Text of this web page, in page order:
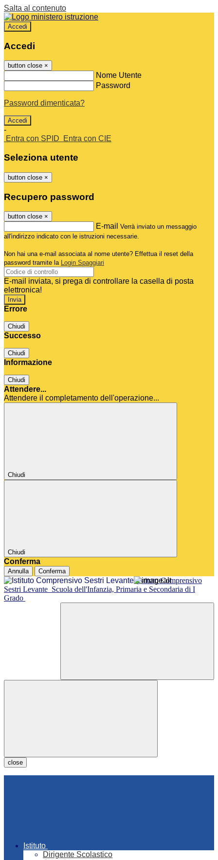
Salta al contenuto
Accedi
Accedi
button close ×
Nome Utente
Password
Password dimenticata?
-
Entra con SPID
Entra con CIE
Seleziona utente
button close ×
Recupero password
button close ×
E-mail Verrà inviato un messaggio
all'indirizzo indicato con le istruzioni necessarie.
Non hai una e-mail associata al nome utente? Effettua il reset della
password tramite la Login Spaggiari
E-mail inviata, si prega di controllare la casella di posta
elettronica!
Errore
Chiudi
Successo
Chiudi
Informazione
Chiudi
Attendere...
Attendere il completamento dell'operazione...
Chiudi
Chiudi
Conferma
Annulla Conferma
Istituto Comprensivo
Sestri Levante Scuola dell'Infanzia, Primaria e Secondaria di I
Grado
close
Istituto
Dirigente Scolastico